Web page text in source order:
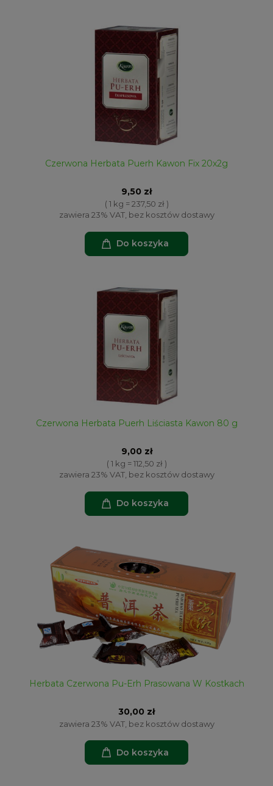
Czerwona Herbata Puerh Kawon Fix 20x2g
9,50 zł
( 1 kg = 237,50 zł )
zawiera 23% VAT, bez kosztów dostawy
Do koszyka
Czerwona Herbata Puerh Liściasta Kawon 80 g
9,00 zł
( 1 kg = 112,50 zł )
zawiera 23% VAT, bez kosztów dostawy
Do koszyka
Herbata Czerwona Pu-Erh Prasowana W Kostkach
30,00 zł
zawiera 23% VAT, bez kosztów dostawy
Do koszyka